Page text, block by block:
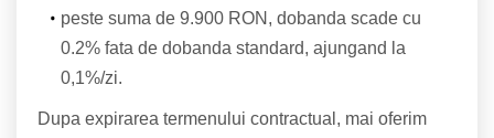
peste suma de 9.900 RON, dobanda scade cu
0.2% fata de dobanda standard, ajungand la
0,1%/zi.
Dupa expirarea termenului contractual, mai oferim